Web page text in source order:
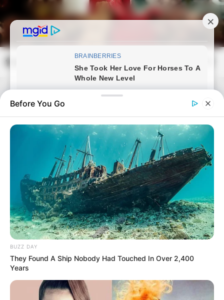
Skip
to
content
frissvilag.com
Open
Search
Posted
in
Friss hírek
Forsthoffer Ágnesbe szerelmes a
fél ország – most olyat amire
nincsennek szavak
Before You Go
BUZZ DAY
They Found A Ship Nobody Had Touched In Over 2,400
Years